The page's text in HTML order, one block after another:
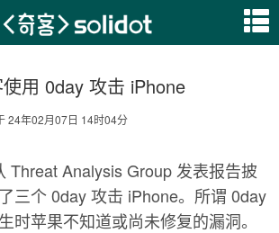
用 0day 攻击 iPhone
24年02月07日 14时04分
Threat Analysis Group 发表报告披
三个 0day 攻击 iPhone。所谓 0day
时苹果不知道或尚未修复的漏洞。